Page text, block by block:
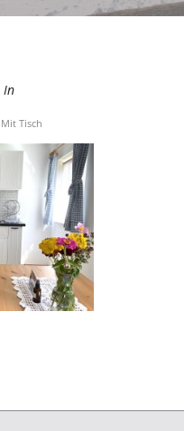
In
Tisch